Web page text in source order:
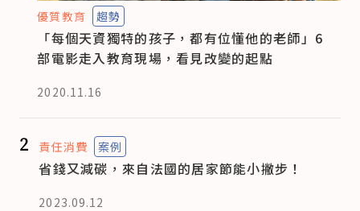
優質教育 趨勢
「每個天資獨特的孩子，都有位懂他的老師」6
部電影走入教育現場，看見改變的起點
2020.11.16
2 責任消費 案例
省錢又減碳，來自法國的居家節能小撇步！
2023.09.12